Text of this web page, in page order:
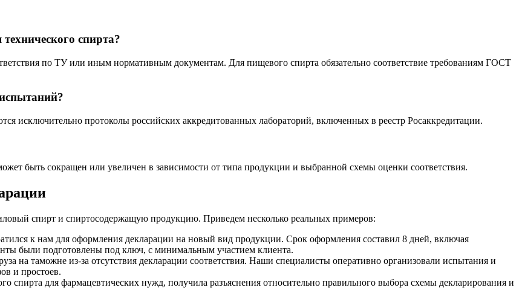
спирта?
по ТУ или иным нормативным документам. Для пищевого спирта обязательно соответствие требованиям ГОСТ
исключительно протоколы российских аккредитованных лабораторий, включенных в реестр Росаккредитации.
быть сокращен или увеличен в зависимости от типа продукции и выбранной схемы оценки соответствия.
спирт и спиртосодержащую продукцию. Приведем несколько реальных примеров:
к нам для оформления декларации на новый вид продукции. Срок оформления составил 8 дней, включая
были подготовлены под ключ, с минимальным участием клиента.
на таможне из-за отсутствия декларации соответствия. Наши специалисты оперативно организовали испытания и
и простоев.
спирта для фармацевтических нужд, получила разъяснения относительно правильного выбора схемы декларирования и